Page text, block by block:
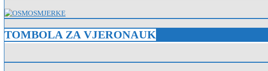
TOMBOLA ZA VJERONAUK